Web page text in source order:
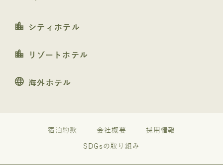
location_city シティホテル
location_city リゾートホテル
language 海外ホテル
宿泊約款 会社概要 採用情報
SDGsの取り組み